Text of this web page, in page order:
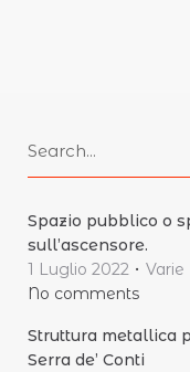
for:
Spazio pubblico o
sull’ascensore.
1 Luglio 2022
Varie
No comments
Struttura metallica
Serra de’ Conti